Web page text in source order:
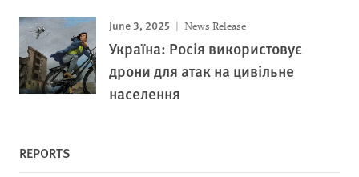
June 3, 2025 News Release
Україна: Росія використовує
дрони для атак на цивільне
населення
REPORTS